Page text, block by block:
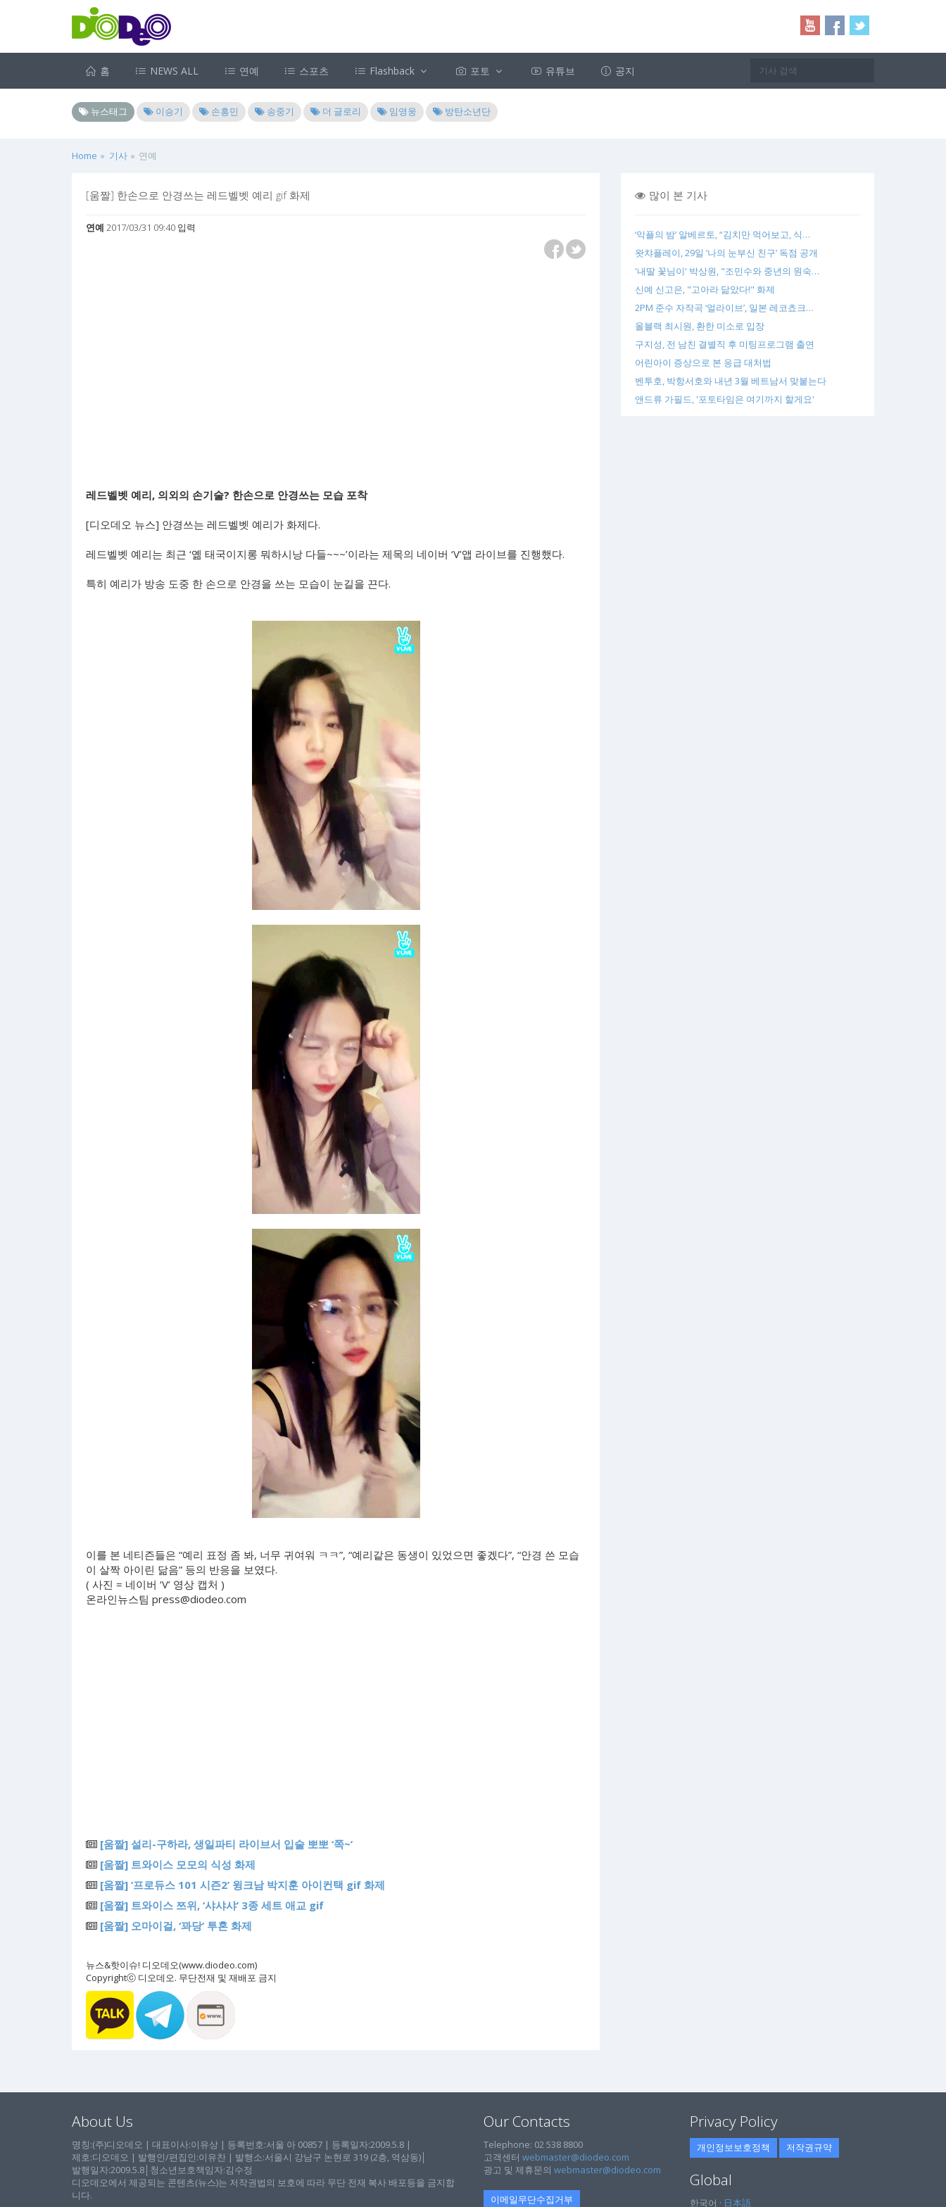
홈 NEWS ALL 연예 스포츠 Flashback 포토 유튜브 공지
뉴스태그 이승기 손흥민 송중기 더 글로리 임영웅 방탄소년단
Home 기사 연예
[움짤] 한손으로 안경쓰는 레드벨벳 예리 gif 화제
연예 2017/03/31 09:40 입력
레드벨벳 예리, 의외의 손기술? 한손으로 안경쓰는 모습 포착
[디오데오 뉴스] 안경쓰는 레드벨벳 예리가 화제다.
레드벨벳 예리는 최근 ‘옒 태국이지롱 뭐하시낭 다들~~~’이라는 제목의 네이버 ‘V’앱 라이브를 진행했다.
특히 예리가 방송 도중 한 손으로 안경을 쓰는 모습이 눈길을 끈다.
이를 본 네티즌들은 “예리 표정 좀 봐, 너무 귀여워 ㅋㅋ”, “예리같은 동생이 있었으면 좋겠다”, “안경 쓴 모습
이 살짝 아이린 닮음” 등의 반응을 보였다.
( 사진 = 네이버 ‘V’ 영상 캡처 )
온라인뉴스팀 press@diodeo.com
[움짤] 설리-구하라, 생일파티 라이브서 입술 뽀뽀 ‘쪽~’
[움짤] 트와이스 모모의 식성 화제
[움짤] ‘프로듀스 101 시즌2’ 윙크남 박지훈 아이컨택 gif 화제
[움짤] 트와이스 쯔위, ‘샤샤샤’ 3종 세트 애교 gif
[움짤] 오마이걸, ‘꽈당’ 투혼 화제
뉴스&핫이슈! 디오데오(www.diodeo.com)
Copyrightⓒ 디오데오. 무단전재 및 재배포 금지
많이 본 기사
‘악플의 밤’ 알베르토, “김치만 먹어보고, 식…
왓챠플레이, 29일 ‘나의 눈부신 친구’ 독점 공개
'내딸 꽃님이' 박상원, "조민수와 중년의 원숙…
신예 신고은, "고아라 닮았다!" 화제
2PM 준수 자작곡 ‘얼라이브’, 일본 레코쵸크…
올블랙 최시원, 환한 미소로 입장
구지성, 전 남친 결별직 후 미팅프로그램 출연
어린아이 증상으로 본 응급 대처법
벤투호, 박항서호와 내년 3월 베트남서 맞붙는다
앤드류 가필드, '포토타임은 여기까지 할게요'
About Us
명칭:(주)디오데오 | 대표이사:이유상 | 등록번호:서울 아 00857 | 등록일자:2009.5.8 |
제호:디오데오 | 발행인/편집인:이유찬 | 발행소:서울시 강남구 논현로 319 (2층, 역삼동)│
발행일자:2009.5.8│청소년보호책임자:김수정
디오데오에서 제공되는 콘텐츠(뉴스)는 저작권법의 보호에 따라 무단 전재 복사 배포등을 금지합
니다.
Our Contacts
Telephone: 02 538 8800
고객센터 webmaster@diodeo.com
광고 및 제휴문의 webmaster@diodeo.com
이메일무단수집거부
Privacy Policy
개인정보보호정책 저작권규약
Global
한국어 · 日本語